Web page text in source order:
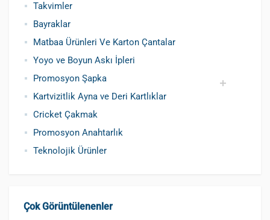
Takvimler
Bayraklar
Matbaa Ürünleri Ve Karton Çantalar
Yoyo ve Boyun Askı İpleri
Promosyon Şapka
Pamuklu Şapka
Polyester Şapka
Baskılı Şapka Toptan
Kartvizitlik Ayna ve Deri Kartlıklar
Cricket Çakmak
Promosyon Anahtarlık
Teknolojik Ürünler
Çok Görüntülenenler